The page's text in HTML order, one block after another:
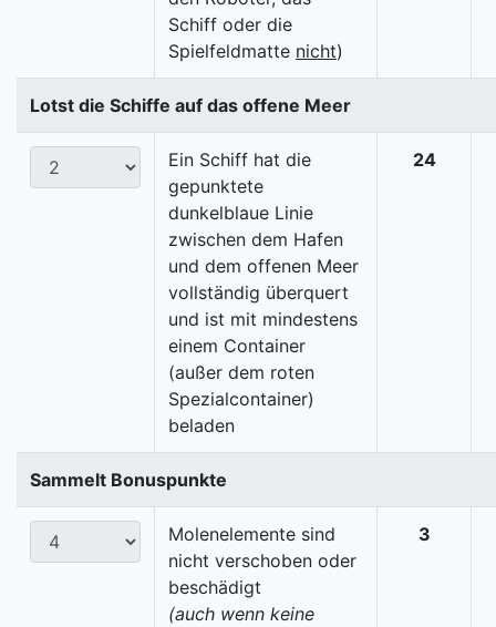
Schiff oder die
Spielfeldmatte nicht)
Lotst die Schiffe auf das offene Meer
Ein Schiff hat die
gepunktete
dunkelblaue Linie
zwischen dem Hafen
und dem offenen Meer
vollständig überquert
und ist mit mindestens
einem Container
(außer dem roten
Spezialcontainer)
beladen
24
Sammelt Bonuspunkte
Molenelemente sind
nicht verschoben oder
beschädigt
(auch wenn keine
3